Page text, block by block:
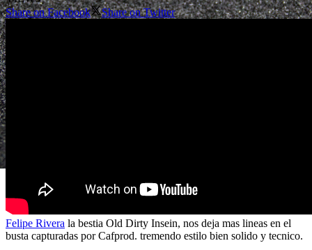
Share on Facebook
Share on Twitter
Felipe Rivera la bestia Old Dirty Insein, nos deja mas lineas en el
busta capturadas por Cafprod. tremendo estilo bien solido y tecnico.